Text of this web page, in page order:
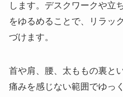
します。デスクワークや立
をゆるめることで、リラッ
づけます。
首や肩、腰、太ももの裏と
痛みを感じない範囲でゆっ